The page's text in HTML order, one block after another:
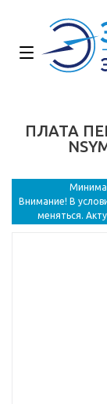
ПЛАТА
Внимание! В
меняться.